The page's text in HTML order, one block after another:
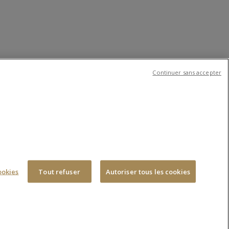
Gan pour le Cinéma
Tout refuser Autoriser tous les cookies
Continuer sans accepter